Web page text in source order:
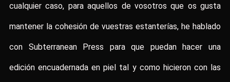
cualquier caso, para aquellos de vosotros que os gusta
mantener la cohesión de vuestras estanterías, he hablado
con Subterranean Press para que puedan hacer una
edición encuadernada en piel tal y como hicieron con las